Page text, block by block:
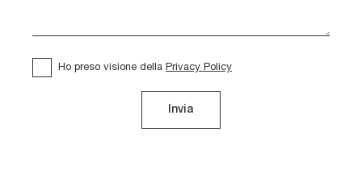
Ho preso visione della Privacy Policy
Invia